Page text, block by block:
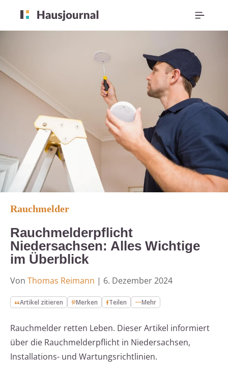
Rauchmelder
Rauchmelderpflicht
Niedersachsen: Alles Wichtige
im Überblick
Von Thomas Reimann | 6. Dezember 2024
Artikel zitieren Merken Teilen Mehr
Rauchmelder retten Leben. Dieser Artikel informiert
über die Rauchmelderpflicht in Niedersachsen,
Installations- und Wartungsrichtlinien.